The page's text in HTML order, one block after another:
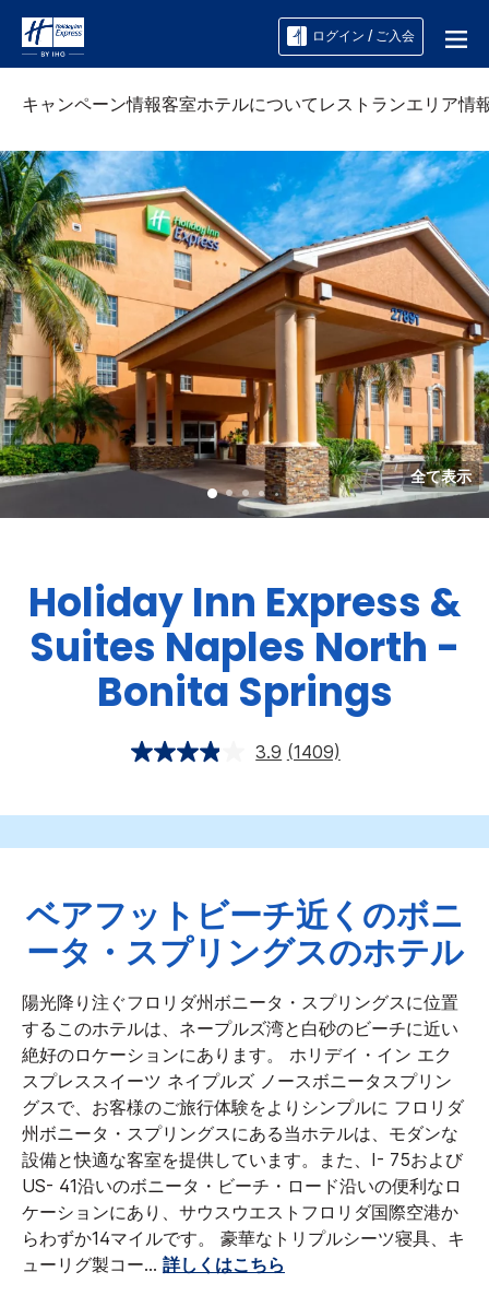
ログイン / ご入会
キャンペーン情報客室ホテルについて レストランエリア情
全て表示
Holiday Inn Express &
Suites Naples North -
Bonita Springs
3.9 (1409)
ベアフットビーチ近くのボニ
ータ・スプリングスのホテル
陽光降り注ぐフロリダ州ボニータ・スプリングスに位置
するこのホテルは、ネープルズ湾と白砂のビーチに近い
絶好のロケーションにあります。
ホリデイ・イン エク
スプレススイーツ ネイプルズ ノースボニータスプリン
グスで、お客様のご旅行体験をよりシンプルに フロリダ
州ボニータ・スプリングスにある当ホテルは、モダンな
設備と快適な客室を提供しています。また、I- 75および
US- 41沿いのボニータ・ビーチ・ロード沿いの便利なロ
ケーションにあり、サウスウエストフロリダ国際空港か
らわずか14マイルです。
豪華なトリプルシーツ寝具、キ
ューリグ製コー... 詳しくはこちら